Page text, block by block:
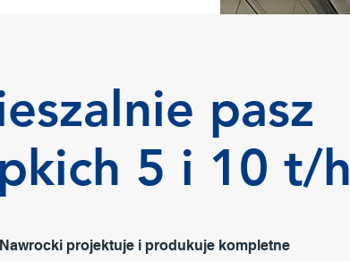
pasz
5 i 10 t/h
Nawrocki projektuje i produkuje kompletne